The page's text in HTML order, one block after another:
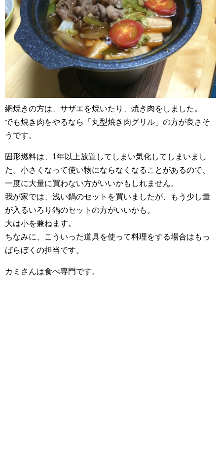
網焼きの方は、サザエを焼いたり、焼き肉をしました。
でも焼き肉をやるなら「丸型焼き肉グリル」の方が良さそ
うです。
固形燃料は、1年以上放置してしまい気化してしまいまし
た。小さくなって使い物にならなくなることがあるので、
一度に大量に買わない方がいいかもしれません。
我が家では、浅い鍋のセットを買いましたが、もう少し量
が入るいろり鍋のセットの方がいいかも。
大は小を兼ねます。
ちなみに、こういった道具を使って料理をする場合はもっ
ぱらぼくの担当です。
カミさんは食べ専門です。